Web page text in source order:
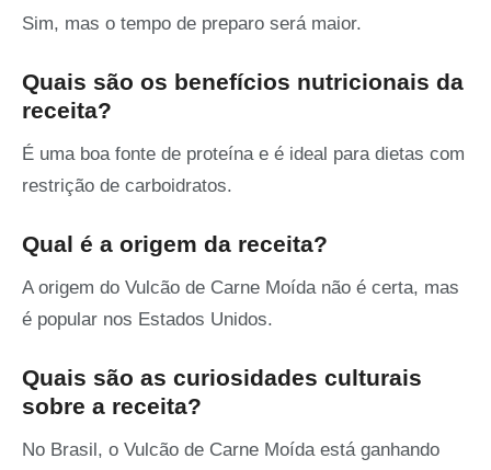
Sim, mas o tempo de preparo será maior.
Quais são os benefícios nutricionais da
receita?
É uma boa fonte de proteína e é ideal para dietas com
restrição de carboidratos.
Qual é a origem da receita?
A origem do Vulcão de Carne Moída não é certa, mas
é popular nos Estados Unidos.
Quais são as curiosidades culturais
sobre a receita?
No Brasil, o Vulcão de Carne Moída está ganhando